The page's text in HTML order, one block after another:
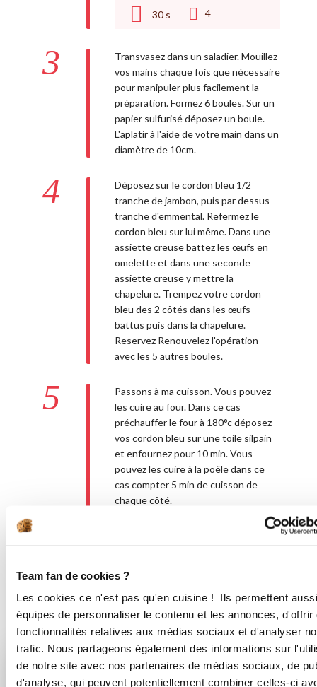
Team fan de cookies ?
Les cookies ce n'est pas qu'en cuisine ! Ils permettent
équipes de personnaliser le contenu et les annonces, d'offrir
fonctionnalités relatives aux médias sociaux et d'analyser
trafic. Nous partageons également des informations sur
de notre site avec nos partenaires de médias sociaux, de
d'analyse, qui peuvent potentiellement combiner celles-ci
30 s 4
3
Transvasez dans un saladier. Mouillez
vos mains chaque fois que nécessaire
pour manipuler plus facilement la
préparation. Formez 6 boules. Sur un
papier sulfurisé déposez un boule.
L'aplatir à l'aide de votre main dans un
diamètre de 10cm.
4
Déposez sur le cordon bleu 1/2
tranche de jambon, puis par dessus
tranche d'emmental. Refermez le
cordon bleu sur lui même. Dans une
assiette creuse battez les œufs en
omelette et dans une seconde
assiette creuse y mettre la
chapelure. Trempez votre cordon
bleu des 2 côtés dans les œufs
battus puis dans la chapelure.
Reservez Renouvelez l'opération
avec les 5 autres boules.
5
Passons à ma cuisson. Vous pouvez
les cuire au four. Dans ce cas
préchauffer le four à 180°c déposez
vos cordon bleu sur une toile silpain
et enfournez pour 10 min. Vous
pouvez les cuire à la poêle dans ce
cas compter 5 min de cuisson de
chaque côté.
Bon appétit !
Vous aimerez aussi ...
mariebydemarle fabulouscuisine86